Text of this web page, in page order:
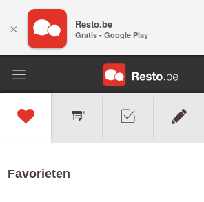
Favorieten
× Resto.be
Gratis - Google Play